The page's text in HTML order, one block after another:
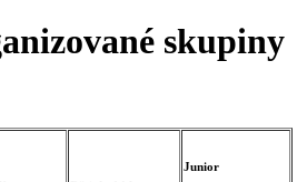
skupiny
Junior